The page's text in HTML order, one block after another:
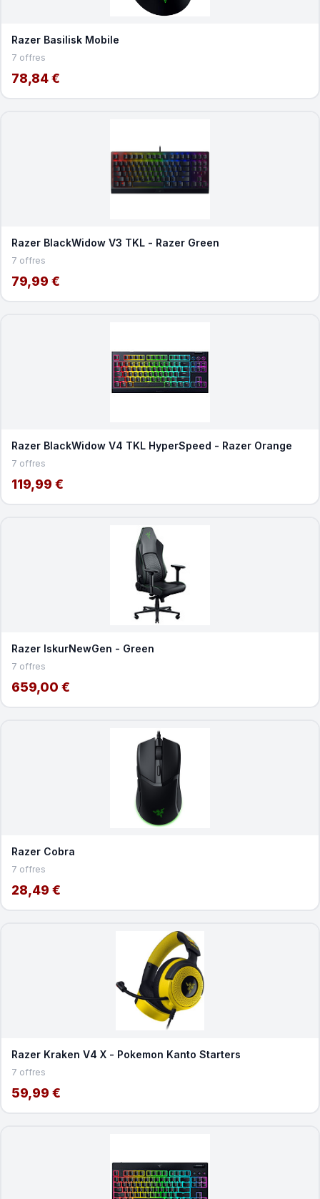
Razer Basilisk Mobile
7 offres
78,84 €
Razer BlackWidow V3 TKL - Razer Green
7 offres
79,99 €
Razer BlackWidow V4 TKL HyperSpeed - Razer Orange
7 offres
119,99 €
Razer IskurNewGen - Green
7 offres
659,00 €
Razer Cobra
7 offres
28,49 €
Razer Kraken V4 X - Pokemon Kanto Starters
7 offres
59,99 €